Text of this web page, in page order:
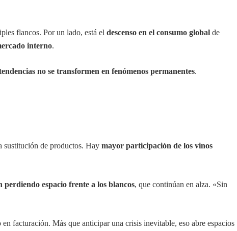
flancos. Por un lado, está el descenso en el consumo global de
interno.
no se transformen en fenómenos permanentes.
sustitución de productos. Hay mayor participación de los vinos
perdiendo espacio frente a los blancos, que continúan en alza. «Sin
facturación. Más que anticipar una crisis inevitable, eso abre espacios